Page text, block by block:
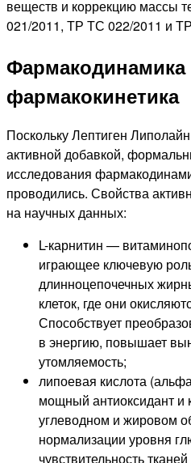
веществ и коррекцию массы
021/2011, ТР ТС 022/2011 и
Фармакодинамика
фармакокинетика
Поскольку Лептиген
активной добавкой,
исследования
проводились. Свойства
на научных данных:
L-карнитин —
играющее ключевую
длинноцепочечных
клеток, где они
Способствует
в энергию, повышает
утомляемость;
липоевая кислота
мощный антиоксидант
углеводном и жировом
нормализации уровня
чувствительность